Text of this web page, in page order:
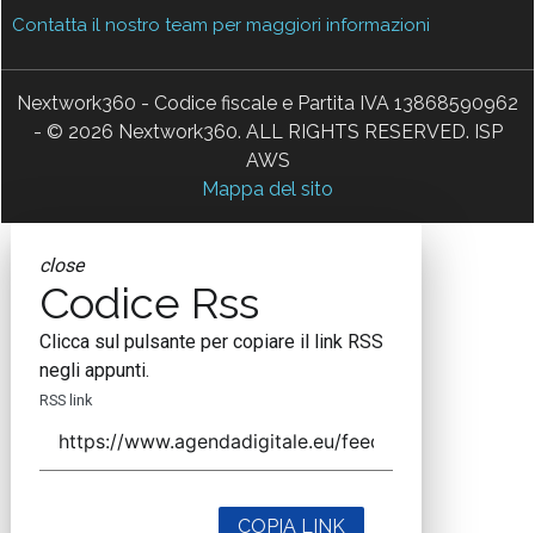
Contatta il nostro team per maggiori informazioni
Nextwork360 - Codice fiscale e Partita IVA 13868590962
- © 2026 Nextwork360. ALL RIGHTS RESERVED. ISP
AWS
Mappa del sito
close
Codice Rss
Clicca sul pulsante per copiare il link RSS
negli appunti.
RSS link
COPIA LINK